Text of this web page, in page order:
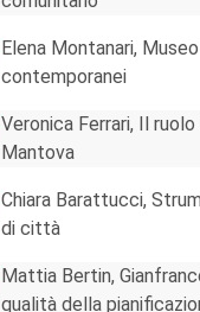
Elena Montanari,
contemporanei
Veronica Ferrari, Il
Mantova
Chiara Barattucci,
di città
Mattia Bertin,
qualità della